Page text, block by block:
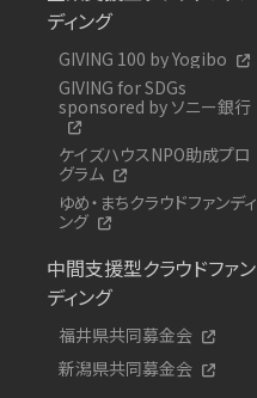
ディング
GIVING 100 by Yogibo
GIVING for SDGs
sponsored by ソニー銀行
ケイズハウスNPO助成プロ
グラム
ゆめ・まちクラウドファンディ
ング
中間支援型クラウドファン
ディング
福井県共同募金会
新潟県共同募金会